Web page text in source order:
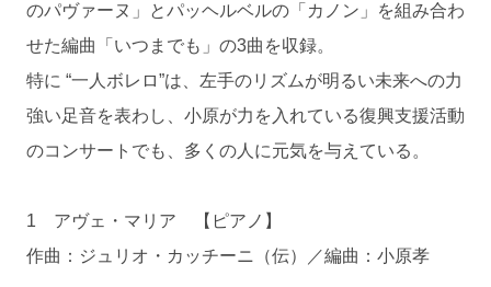
のパヴァーヌ」とパッヘルベルの「カノン」を組み合わ
せた編曲「いつまでも」の3曲を収録。
特に “一人ボレロ”は、左手のリズムが明るい未来への力
強い足音を表わし、小原が力を入れている復興支援活動
のコンサートでも、多くの人に元気を与えている。
1 アヴェ・マリア 【ピアノ】
作曲：ジュリオ・カッチーニ（伝）／編曲：小原孝